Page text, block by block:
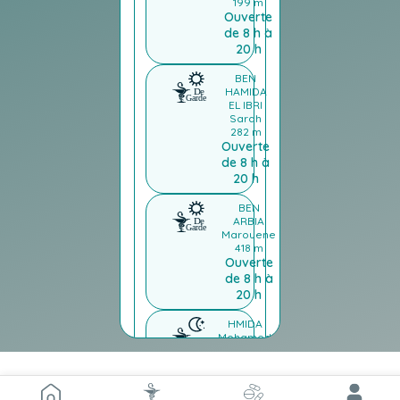
Ouverte
de 8 h à
20 h
BEN
HAMIDA
EL IBRI
Sarah
282 m
Ouverte
de 8 h à
20 h
BEN
ARBIA
Marouene
418 m
Ouverte
de 8 h à
20 h
HMIDA
Mohamed
245 m
Ouverte
de 20 h à